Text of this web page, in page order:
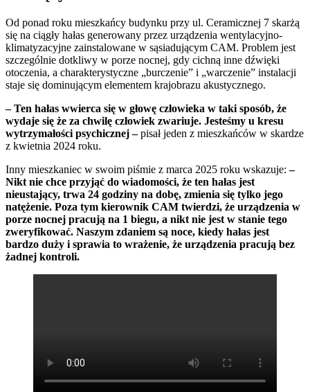
Od ponad roku mieszkańcy budynku przy ul. Ceramicznej 7 skarżą
się na ciągły hałas generowany przez urządzenia wentylacyjno-
klimatyzacyjne zainstalowane w sąsiadującym CAM. Problem jest
szczególnie dotkliwy w porze nocnej, gdy cichną inne dźwięki
otoczenia, a charakterystyczne „burczenie” i „warczenie” instalacji
staje się dominującym elementem krajobrazu akustycznego.
– Ten hałas wwierca się w głowę człowieka w taki sposób, że
wydaje się że za chwilę człowiek zwariuje. Jesteśmy u kresu
wytrzymałości psychicznej –pisał jeden z mieszkańców w skardze
z kwietnia 2024 roku.
Inny mieszkaniec w swoim piśmie z marca 2025 roku wskazuje:–
Nikt nie chce przyjąć do wiadomości, że ten hałas jest
nieustający, trwa 24 godziny na dobę, zmienia się tylko jego
natężenie. Poza tym kierownik CAM twierdzi, że urządzenia w
porze nocnej pracują na 1 biegu, a nikt nie jest w stanie tego
zweryfikować. Naszym zdaniem są noce, kiedy hałas jest
bardzo duży i sprawia to wrażenie, że urządzenia pracują bez
żadnej kontroli.